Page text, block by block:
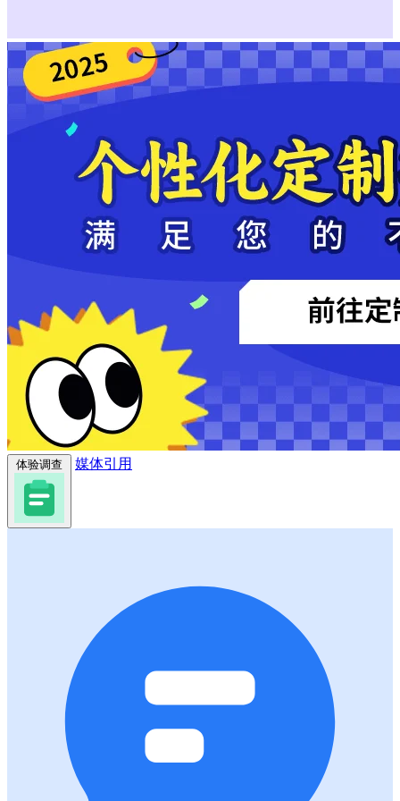
体验调查 媒体引用